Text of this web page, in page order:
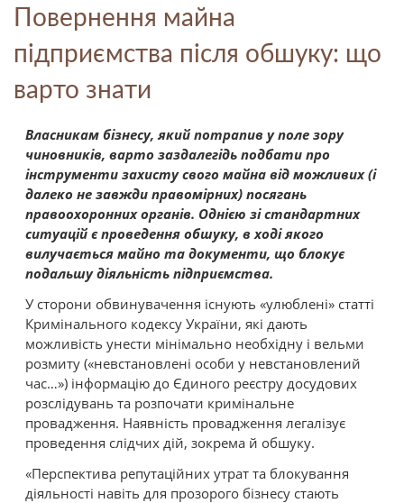
Повернення майна
підприємства після обшуку: що
варто знати
Власникам бізнесу, який потрапив у поле зору
чиновників, варто заздалегідь подбати про
інструменти захисту свого майна від можливих (і
далеко не завжди правомірних) посягань
правоохоронних органів. Однією зі стандартних
ситуацій є проведення обшуку, в ході якого
вилучається майно та документи, що блокує
подальшу діяльність підприємства.
У сторони обвинувачення існують «улюблені» статті
Кримінального кодексу України, які дають
можливість унести мінімально необхідну і вельми
розмиту («невстановлені особи у невстановлений
час…») інформацію до Єдиного реєстру досудових
розслідувань та розпочати кримінальне
провадження. Наявність провадження легалізує
проведення слідчих дій, зокрема й обшуку.
«Перспектива репутаційних утрат та блокування
діяльності навіть для прозорого бізнесу стають